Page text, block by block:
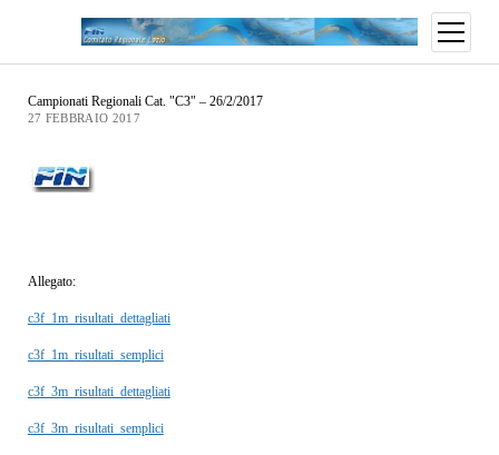
Campionati Regionali Cat. "C3" – 26/2/2017
27 FEBBRAIO 2017
Allegato:
c3f_1m_risultati_dettagliati
c3f_1m_risultati_semplici
c3f_3m_risultati_dettagliati
c3f_3m_risultati_semplici